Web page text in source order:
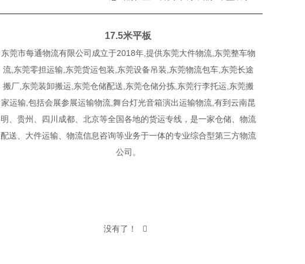
17.5米平板
东莞市每通物流有限公司成立于2018年,提供东莞大件物流,东莞整车物
流,东莞零担运输,东莞货运包装,东莞设备吊装,东莞物流包车,东莞长途
搬厂,东莞装卸搬运,东莞仓储配送,东莞仓储分拣,东莞行李托运,东莞搬
家运输,包括会展参展运输物流,舞台灯光音箱演出运输物流,有到云南昆
明、贵州、四川成都、北京等全国各地的货运专线，是一家仓储、物流
配送、大件运输、物流信息咨询等业务于一体的专业综合型第三方物流
公司。
没有了！